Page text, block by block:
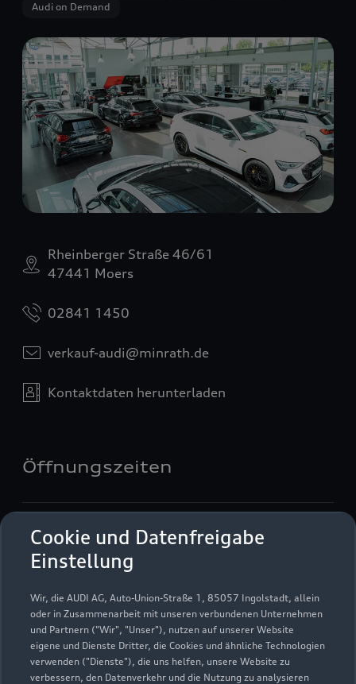
Cookie und Datenfreigabe
Einstellung
Wir, die AUDI AG, Auto-Union-Straße 1, 85057 Ingolstadt, allein
oder in Zusammenarbeit mit unseren verbundenen Unternehmen
und Partnern ("Wir", "Unser"), nutzen auf unserer Website
eigene und Dienste Dritter, die Cookies und ähnliche Technologien
verwenden ("Dienste"), die uns helfen, unsere Website zu
verbessern, den Datenverkehr und die Nutzung zu analysieren
Audi on Demand
Rheinberger Straße 46/61
47441 Moers
02841 1450
verkauf-audi@minrath.de
Kontaktdaten herunterladen
Öffnungszeiten
Geschlossen ,öffnet am Freitag 09:00
Geschlossen ,öffnet am Freitag 07:00
Teile- & Zubehörverkauf
Geschlossen,öffnet am Freitag 07:30